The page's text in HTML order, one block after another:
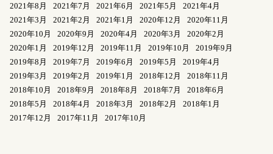
2021年8月 2021年7月 2021年6月 2021年5月
2021年4月
2021年3月
2021年2月 2021年1月 2020年12月
2020年11月
2020年10月
2020年9月 2020年4月 2020年3月
2020年2月
2020年1月
2019年12月 2019年11月 2019年10月
2019年9月
2019年8月
2019年7月 2019年6月 2019年5月
2019年4月
2019年3月
2019年2月 2019年1月 2018年12月
2018年11月
2018年10月
2018年9月 2018年8月 2018年7月
2018年6月
2018年5月
2018年4月 2018年3月 2018年2月
2018年1月
2017年12月
2017年11月 2017年10月